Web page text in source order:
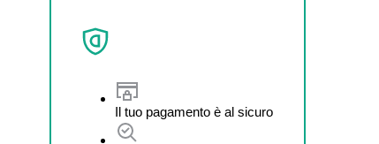
Il tuo pagamento è al sicuro